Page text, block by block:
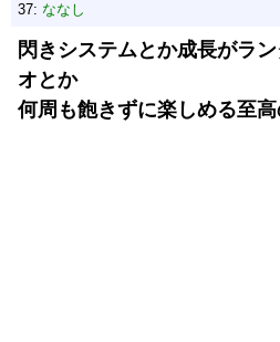
37: ななし
閃きシステムとか成長がラ
オとか
何周も飽きずに楽しめる至